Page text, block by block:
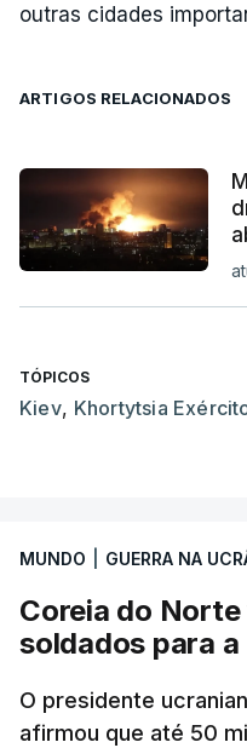
outras cidades
ARTIGOS RELACIONADOS
TÓPICOS
Kiev, Khortytsia
MUNDO GUERRA NA
Coreia do
soldados para a
O presidente
afirmou que até 50